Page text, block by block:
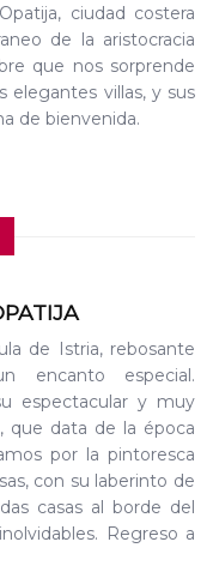
ciudad costera
de la aristocracia
que nos sorprende
elegantes villas, y sus
de bienvenida.
de Istria, rebosante
encanto especial.
espectacular y muy
que data de la época
por la pintoresca
con su laberinto de
casas al borde del
Regreso a